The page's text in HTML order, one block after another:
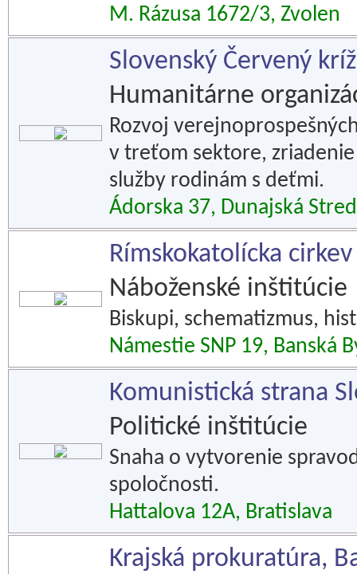
M. Rázusa 1672/3, Zvolen
Slovenský Červený
Humanitárne
Rozvoj
v treťom sektore,
služby rodinám s deťmi.
Ádorska 37, Dunajská
Rímskokatolícka
Náboženské inštitúcie
Biskupi, schematizmus,
Námestie SNP 19, Banská
Komunistická strana
Politické inštitúcie
Snaha o vytvorenie
spoločnosti.
Hattalova 12A, Bratislava
Krajská prokuratúra,